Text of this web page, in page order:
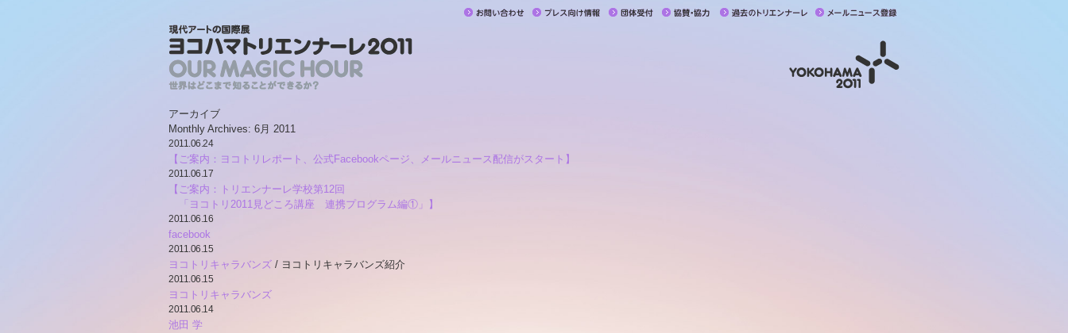
アーカイブ
Monthly Archives: 6月 2011
2011.06.24
【ご案内：ヨコトリレポート、公式Facebookページ、メールニュース配信がスタート】
2011.06.17
【ご案内：トリエンナーレ学校第12回
「ヨコトリ2011見どころ講座 連携プログラム編①」】
2011.06.16
facebook
2011.06.15
ヨコトリキャラバンズ / ヨコトリキャラバンズ紹介
2011.06.15
ヨコトリキャラバンズ
2011.06.14
池田 学